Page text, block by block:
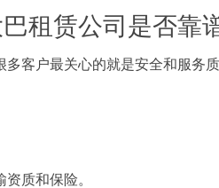
租赁公司是否靠
客户最关心的就是安全和服务
质和保险。